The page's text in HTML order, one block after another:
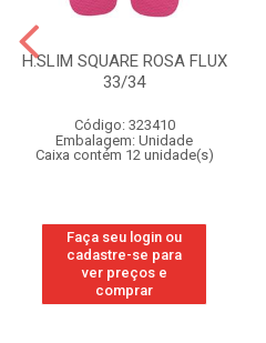
H.SLIM SQUARE ROSA FLUX
33/34
Código: 323410
Embalagem: Unidade
Caixa contém 12 unidade(s)
Faça seu login ou
cadastre-se para
ver preços e
comprar